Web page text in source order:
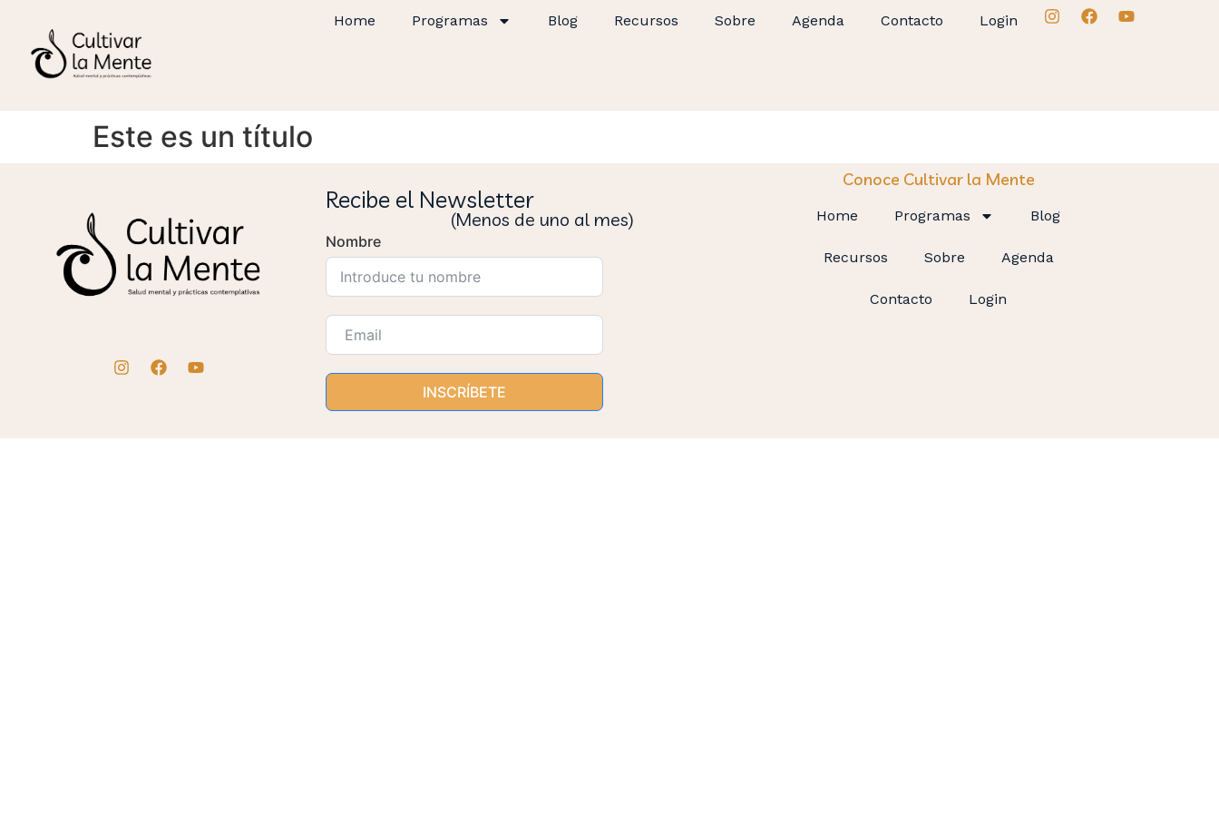
Home Programas Blog Recursos Sobre Agenda Contacto Login
Este es un título
Recibe el Newsletter
(Menos de uno al mes)
Nombre
INSCRÍBETE
Conoce Cultivar la Mente
Home Programas Blog
Recursos Sobre Agenda
Contacto Login